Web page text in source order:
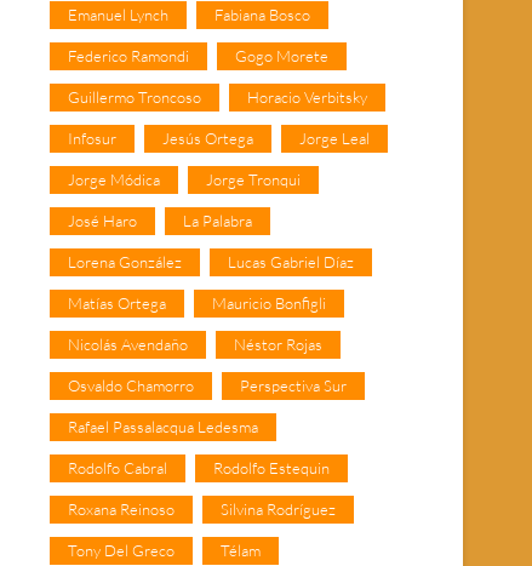
Emanuel Lynch Fabiana Bosco
Federico Ramondi Gogo Morete
Guillermo Troncoso Horacio Verbitsky
Infosur Jesús Ortega Jorge Leal
Jorge Módica Jorge Tronqui
José Haro La Palabra
Lorena González Lucas Gabriel Díaz
Matías Ortega Mauricio Bonfigli
Nicolás Avendaño Néstor Rojas
Osvaldo Chamorro Perspectiva Sur
Rafael Passalacqua Ledesma
Rodolfo Cabral Rodolfo Estequin
Roxana Reinoso Silvina Rodríguez
Tony Del Greco Télam